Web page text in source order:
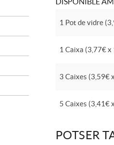
1 Pot de vidre
1 Caixa (3,77€ x
3 Caixes (3,59€
5 Caixes (3,41€
POTSER